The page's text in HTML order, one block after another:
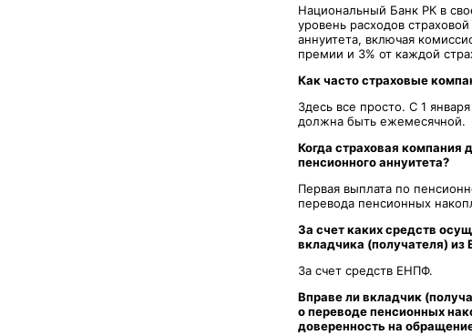
Национальный Банк РК в
уровень расходов
аннуитета, включая
премии и 3% от каждой
Как часто страховые
Здесь все просто. С 1
должна быть ежемесячной.
Когда страховая компания
пенсионного аннуитета?
Первая выплата по
перевода пенсионных
За счет каких средств
вкладчика (получателя)
За счет средств ЕНПФ.
Вправе ли вкладчик
о переводе пенсионных
доверенность на